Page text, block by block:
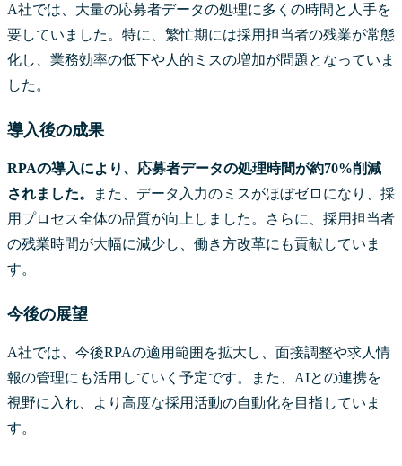
A社では、大量の応募者データの処理に多くの時間と人手を
要していました。特に、繁忙期には採用担当者の残業が常態
化し、業務効率の低下や人的ミスの増加が問題となっていま
した。
導入後の成果
RPAの導入により、応募者データの処理時間が約70%削減
されました。
また、データ入力のミスがほぼゼロになり、採
用プロセス全体の品質が向上しました。さらに、採用担当者
の残業時間が大幅に減少し、働き方改革にも貢献していま
す。
今後の展望
A社では、今後RPAの適用範囲を拡大し、面接調整や求人情
報の管理にも活用していく予定です。また、AIとの連携を
視野に入れ、より高度な採用活動の自動化を目指していま
す。